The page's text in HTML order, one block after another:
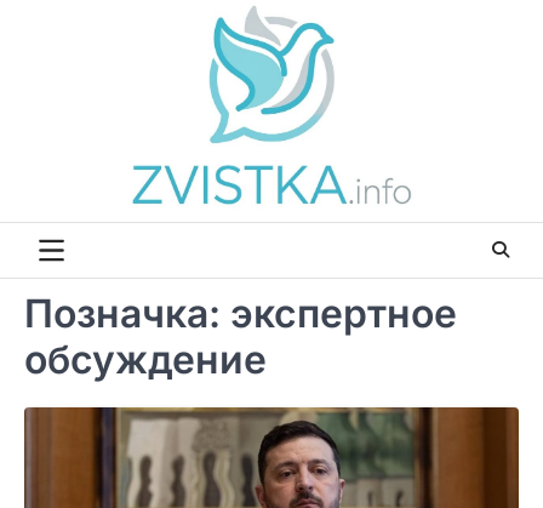
Позначка: экспертное
обсуждение